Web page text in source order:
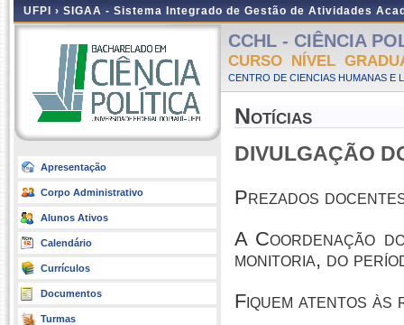
UFPI › SIGAA - Sistema Integrado de Gestão de Atividades
Apresentação
Corpo Administrativo
Alunos Ativos
Calendário
Currículos
Documentos
Turmas
CCHL - CIÊNCIA
CURSO NÍVEL
CENTRO DE CIENCIAS HUMANAS E
Notícias
DIVULGAÇÃO
Prezados
A Coordenação
monitoria, do
Fiquem atentos